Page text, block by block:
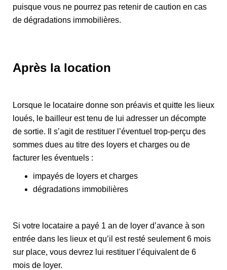
puisque vous ne pourrez pas retenir de caution en cas
de dégradations immobilières.
Après la location
Lorsque le locataire donne son préavis et quitte les lieux
loués, le bailleur est tenu de lui adresser un décompte
de sortie. Il s’agit de restituer l’éventuel trop-perçu des
sommes dues au titre des loyers et charges ou de
facturer les éventuels :
impayés de loyers et charges
dégradations immobilières
Si votre locataire a payé 1 an de loyer d’avance à son
entrée dans les lieux et qu’il est resté seulement 6 mois
sur place, vous devrez lui restituer l’équivalent de 6
mois de loyer.